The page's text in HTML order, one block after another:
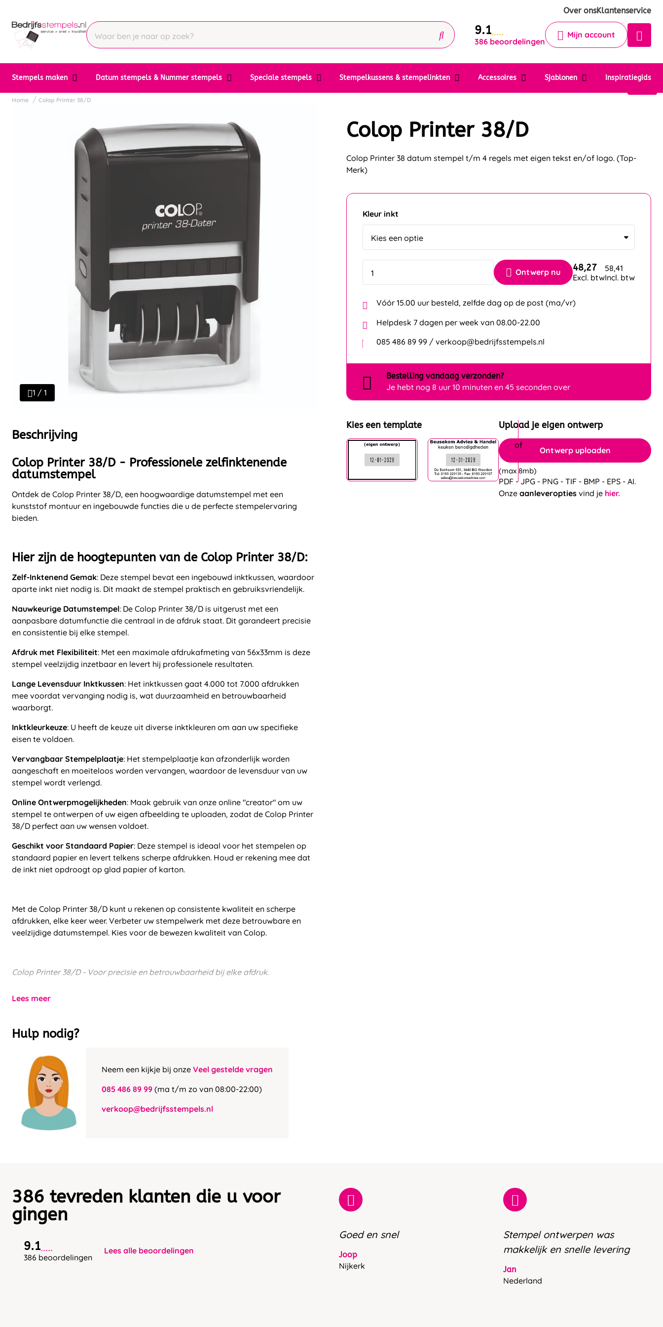
Over onsKlantenservice
9.1
386 beoordelingen
Mijn account
Stempels maken Datum stempels & Nummer stempels Speciale stempels Stempelkussens & stempelinkten Accessoires Sjablonen Inspiratiegids
Krijg een antwoord op uw vraag
Chat 24/7 met onze chatbot voor
Contact
Home Colop Printer 38/D
1 / 1
Beschrijving
Colop Printer 38/D - Professionele zelfinktenende
datumstempel
Ontdek de Colop Printer 38/D, een hoogwaardige datumstempel met een
kunststof montuur en ingebouwde functies die u de perfecte stempelervaring
bieden.
Hier zijn de hoogtepunten van de Colop Printer 38/D:
Zelf-Inktenend Gemak: Deze stempel bevat een ingebouwd inktkussen, waardoor
aparte inkt niet nodig is. Dit maakt de stempel praktisch en gebruiksvriendelijk.
Nauwkeurige Datumstempel: De Colop Printer 38/D is uitgerust met een
aanpasbare datumfunctie die centraal in de afdruk staat. Dit garandeert precisie
en consistentie bij elke stempel.
Afdruk met Flexibiliteit: Met een maximale afdrukafmeting van 56x33mm is deze
stempel veelzijdig inzetbaar en levert hij professionele resultaten.
Lange Levensduur Inktkussen: Het inktkussen gaat 4.000 tot 7.000 afdrukken
mee voordat vervanging nodig is, wat duurzaamheid en betrouwbaarheid
waarborgt.
Inktkleurkeuze: U heeft de keuze uit diverse inktkleuren om aan uw specifieke
eisen te voldoen.
Vervangbaar Stempelplaatje: Het stempelplaatje kan afzonderlijk worden
aangeschaft en moeiteloos worden vervangen, waardoor de levensduur van uw
stempel wordt verlengd.
Online Ontwerpmogelijkheden: Maak gebruik van onze online "creator" om uw
stempel te ontwerpen of uw eigen afbeelding te uploaden, zodat de Colop Printer
38/D perfect aan uw wensen voldoet.
Geschikt voor Standaard Papier: Deze stempel is ideaal voor het stempelen op
standaard papier en levert telkens scherpe afdrukken. Houd er rekening mee dat
de inkt niet opdroogt op glad papier of karton.
Met de Colop Printer 38/D kunt u rekenen op consistente kwaliteit en scherpe
afdrukken, elke keer weer. Verbeter uw stempelwerk met deze betrouwbare en
veelzijdige datumstempel. Kies voor de bewezen kwaliteit van Colop.
Colop Printer 38/D - Voor precisie en betrouwbaarheid bij elke afdruk.
Lees meer
Hulp nodig?
Neem een kijkje bij onze Veel gestelde vragen
085 486 89 99 (ma t/m zo van 08:00-22:00)
verkoop@bedrijfsstempels.nl
Colop Printer 38/D
Colop Printer 38 datum stempel t/m 4 regels met eigen tekst en/of logo. (Top-
Merk)
Kleur inkt
Ontwerp nu 48,27
Excl. btw
58,41
Incl. btw
Vóór 15.00 uur besteld, zelfde dag op de post (ma/vr)
Helpdesk 7 dagen per week van 08.00-22.00
085 486 89 99 / verkoop@bedrijfsstempels.nl
Bestelling vandaag verzonden?
Je hebt nog 8 uur 10 minuten en 43 seconden over
Kies een template Upload je eigen ontwerp
Ontwerp uploaden
(max 8mb)
PDF - JPG - PNG - TIF - BMP - EPS - AI.
Onze aanleveropties vind je hier.
386 tevreden klanten die u voor
gingen
9.1
386 beoordelingen
Lees alle beoordelingen
Goed en snel
Joop
Nijkerk
Stempel ontwerpen was
makkelijk en snelle levering
Jan
Nederland